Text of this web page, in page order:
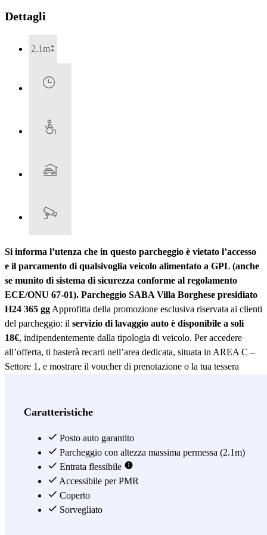
Dettagli
2.1m
Si informa l’utenza che in questo parcheggio è vietato l’accesso
e il parcamento di qualsivoglia veicolo alimentato a GPL (anche
se munito di sistema di sicurezza conforme al regolamento
ECE/ONU 67-01). Parcheggio SABA Villa Borghese presidiato
H24 365 gg Approfitta della promozione esclusiva riservata ai clienti
del parcheggio: il servizio di lavaggio auto è disponibile a soli
18€, indipendentemente dalla tipologia di veicolo. Per accedere
all’offerta, ti basterà recarti nell’area dedicata, situata in AREA C –
Settore 1, e mostrare il voucher di prenotazione o la tua tessera
splendida Villa Borghese, oltre che Piazza di Spagna e Via Veneto
scale mobili e tapis roulant. Il parcheggio conta circa 1800 posti ed è
fuori dalla ZTL.
Vedi di più
Caratteristiche
Posto auto garantito
Parcheggio con altezza massima permessa (2.1m)
Entrata flessibile
Accessibile per PMR
Coperto
Sorvegliato